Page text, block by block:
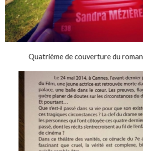
Quatrième de couverture du roman